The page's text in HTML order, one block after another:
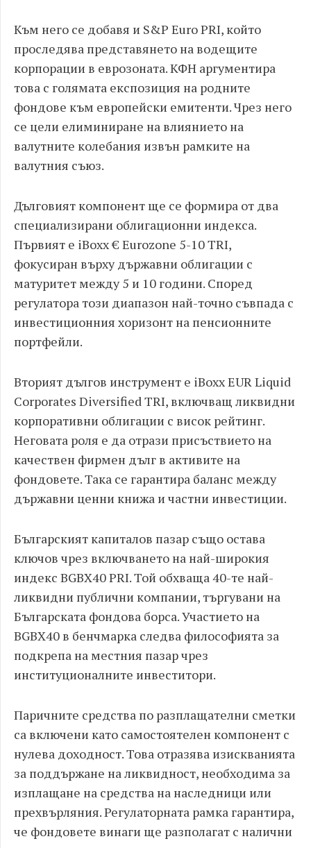
Към него се добавя и S&P Euro PRI, който
проследява представянето на водещите
корпорации в еврозоната. КФН аргументира
това с голямата експозиция на родните
фондове към европейски емитенти. Чрез него
се цели елиминиране на влиянието на
валутните колебания извън рамките на
валутния съюз.
Дълговият компонент ще се формира от два
специализирани облигационни индекса.
Първият е iBoxx € Eurozone 5-10 TRI,
фокусиран върху държавни облигации с
матуритет между 5 и 10 години. Според
регулатора този диапазон най-точно съвпада с
инвестиционния хоризонт на пенсионните
портфейли.
Вторият дългов инструмент е iBoxx EUR Liquid
Corporates Diversified TRI, включващ ликвидни
корпоративни облигации с висок рейтинг.
Неговата роля е да отрази присъствието на
качествен фирмен дълг в активите на
фондовете. Така се гарантира баланс между
държавни ценни книжа и частни инвестиции.
Българският капиталов пазар също остава
ключов чрез включването на най-широкия
индекс BGBX40 PRI. Той обхваща 40-те най-
ликвидни публични компании, търгувани на
Българската фондова борса. Участието на
BGBX40 в бенчмарка следва философията за
подкрепа на местния пазар чрез
институционалните инвеститори.
Паричните средства по разплащателни сметки
са включени като самостоятелен компонент с
нулева доходност. Това отразява изискванията
за поддържане на ликвидност, необходима за
изплащане на средства на наследници или
прехвърляния. Регулаторната рамка гарантира,
че фондовете винаги ще разполагат с налични